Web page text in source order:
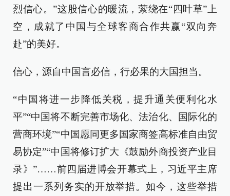
烈信心。”这股信心的暖流，萦绕在“四叶草”上
空，成就了中国与全球客商合作共赢“双向奔
赴”的美好。
信心，源自中国言必信，行必果的大国担当。
“中国将进一步降低关税，提升通关便利化水
平”“中国将不断完善市场化、法治化、国际化的
营商环境”“中国愿同更多国家商签高标准自由贸
易协定”“中国将修订扩大《鼓励外商投资产业目
录》”……前四届进博会开幕式上，习近平主席
提出一系列务实的开放举措。如今，这些举措